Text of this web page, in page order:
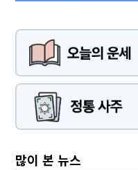
많이 본 뉴스